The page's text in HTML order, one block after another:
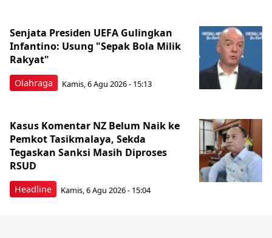
Olahraga
Senjata Presiden UEFA Gulingkan
Infantino: Usung "Sepak Bola Milik
Rakyat"
Kamis, 6 Agu 2026 - 15:13
Headline
Kasus Komentar NZ Belum Naik ke
Pemkot Tasikmalaya, Sekda
Tegaskan Sanksi Masih Diproses
RSUD
Kamis, 6 Agu 2026 - 15:04